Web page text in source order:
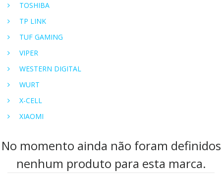
TOSHIBA
TP LINK
TUF GAMING
VIPER
WESTERN DIGITAL
WURT
X-CELL
XIAOMI
No momento ainda não foram definidos
nenhum produto para esta marca.